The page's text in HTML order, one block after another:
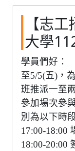
【志
大學
學員們好：
至5/5(五)，
班推派一至
參加場次參
別為以下時
17:00-18:00
18:00-20:00